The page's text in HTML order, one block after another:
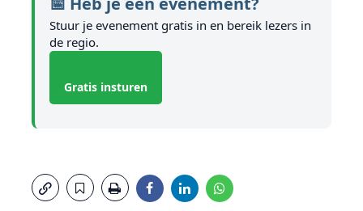
Stuur je evenement gratis in en bereik lezers in
de regio.
Gratis insturen